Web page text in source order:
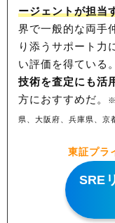
ージェントが担当
界で一般的な両手
り添うサポート力
い評価を得ている。
技術を査定にも活
方におすすめだ。
※
県、大阪府、兵庫県、京
東証プラ
SRE